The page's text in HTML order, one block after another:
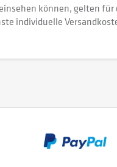
einsehen können, gelten für
individuelle